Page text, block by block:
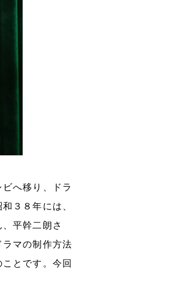
へ移り、ドラ
３８年には、
平幹二朗さ
マの制作方法
とです。今回